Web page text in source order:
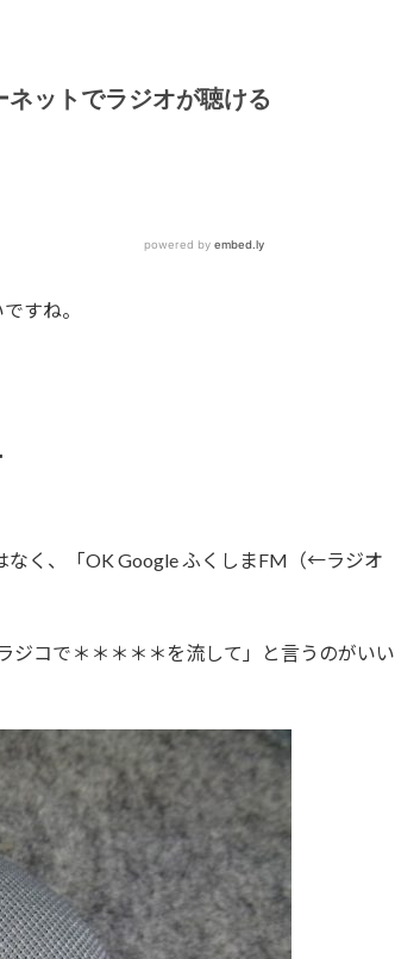
すね。
なく、「OK Google ふくしまFM（←ラジオ
コで＊＊＊＊＊を流して」と言うのがいい